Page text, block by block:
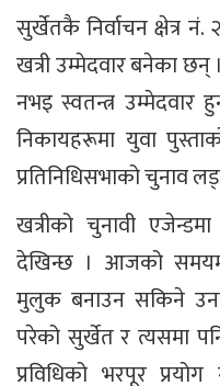
सुर्खेतकै निर्वाचन क्षेत्र
खत्री उम्मेदवार बनेका
नभइ स्वतन्त्र उम्मेदवार
निकायहरूमा युवा
प्रतिनिधिसभाको चुनाव
खत्रीको चुनावी
देखिन्छ । आजको
मुलुक बनाउन सकिने
परेको सुर्खेत र त्यसमा
प्रविधिको भरपूर